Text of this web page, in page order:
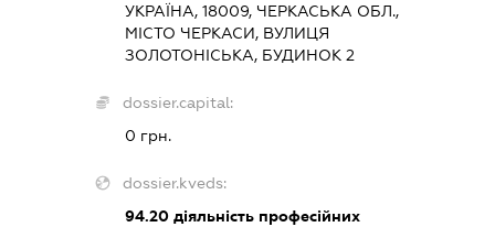
УКРАЇНА, 18009, ЧЕРКАСЬКА ОБЛ.,
МІСТО ЧЕРКАСИ, ВУЛИЦЯ
ЗОЛОТОНІСЬКА, БУДИНОК 2
dossier.capital:
0 грн.
dossier.kveds:
94.20 діяльність професійних